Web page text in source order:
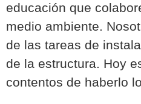
educación que
medio ambiente.
de las tareas de
de la estructura. Hoy
contentos de haberlo